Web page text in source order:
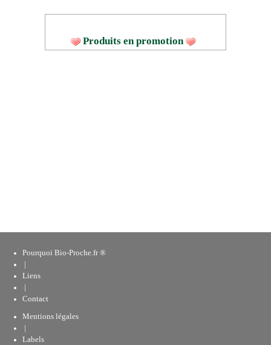
Produits en promotion
Pourquoi Bio-Proche.fr ®
Liens
Contact
Mentions légales
Labels